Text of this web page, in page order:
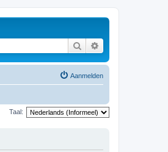
Zoek
Aanmelden
Taal: